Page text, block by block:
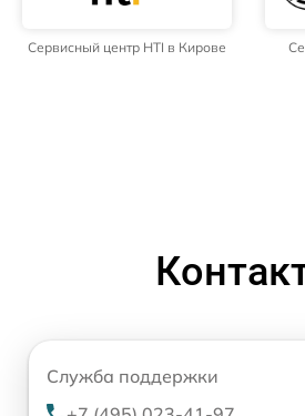
Сервисный центр HTI в Кирове
Служба поддержки